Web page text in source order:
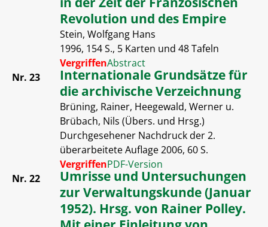
Revolution und des Empire
Stein, Wolfgang Hans
1996, 154 S., 5 Karten und 48 Tafeln
VergriffenAbstract
Nr. 23
Internationale Grundsätze für
die archivische Verzeichnung
Brüning, Rainer, Heegewald, Werner u.
Brübach, Nils (Übers. und Hrsg.)
Durchgesehener Nachdruck der 2.
überarbeitete Auflage 2006, 60 S.
VergriffenPDF-Version
Nr. 22
Umrisse und Untersuchungen
zur Verwaltungskunde (Januar
1952). Hrsg. von Rainer Polley.